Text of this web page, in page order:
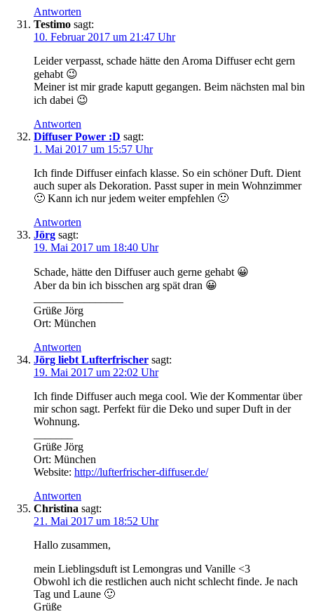
Antworten
Testimo sagt:
10. Februar 2017 um 21:47 Uhr
Leider verpasst, schade hätte den Aroma Diffuser echt gern
gehabt 😉
Meiner ist mir grade kaputt gegangen. Beim nächsten mal bin
ich dabei 😉
Antworten
Diffuser Power :D sagt:
1. Mai 2017 um 15:57 Uhr
Ich finde Diffuser einfach klasse. So ein schöner Duft. Dient
auch super als Dekoration. Passt super in mein Wohnzimmer
🙂 Kann ich nur jedem weiter empfehlen 🙂
Antworten
Jörg sagt:
19. Mai 2017 um 18:40 Uhr
Schade, hätte den Diffuser auch gerne gehabt 😀
Aber da bin ich bisschen arg spät dran 😀
Grüße Jörg
Ort: München
Antworten
Jörg liebt Lufterfrischer sagt:
19. Mai 2017 um 22:02 Uhr
Ich finde Diffuser auch mega cool. Wie der Kommentar über
mir schon sagt. Perfekt für die Deko und super Duft in der
Wohnung.
Grüße Jörg
Ort: München
Website: http://lufterfrischer-diffuser.de/
Antworten
Christina sagt:
21. Mai 2017 um 18:52 Uhr
Hallo zusammen,
mein Lieblingsduft ist Lemongras und Vanille <3
Obwohl ich die restlichen auch nicht schlecht finde. Je nach
Tag und Laune 🙂
Grüße